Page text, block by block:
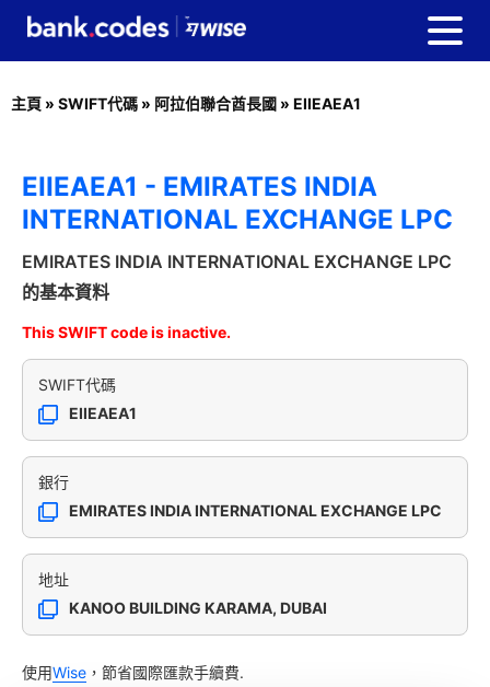
主頁 » SWIFT代碼 » 阿拉伯聯合酋長國 » EIIEAEA1
EIIEAEA1 - EMIRATES INDIA
INTERNATIONAL EXCHANGE LPC
EMIRATES INDIA INTERNATIONAL EXCHANGE LPC
的基本資料
This SWIFT code is inactive.
SWIFT代碼
EIIEAEA1
銀行
EMIRATES INDIA INTERNATIONAL EXCHANGE LPC
地址
KANOO BUILDING KARAMA, DUBAI
使用Wise ，節省國際匯款手續費.